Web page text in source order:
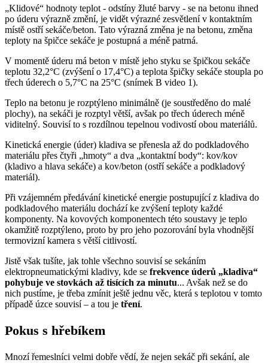
„Klidové“ hodnoty teplot - odstíny žluté barvy - se na betonu ihned
po úderu výrazně změní, je vidět výrazné zesvětlení v kontaktním
místě ostří sekáče/beton. Tato výrazná změna je na betonu, změna
teploty na špičce sekáče je postupná a méně patrná.
V momentě úderu má beton v místě jeho styku se špičkou sekáče
teplotu 32,2°C (zvýšení o 17,4°C) a teplota špičky sekáče stoupla po
třech úderech o 5,7°C na 25°C (snímek B video 1).
Teplo na betonu je rozptýleno minimálně (je soustředěno do malé
plochy), na sekáči je rozptyl větší, avšak po třech úderech méně
viditelný. Souvisí to s rozdílnou tepelnou vodivostí obou materiálů.
Kinetická energie (úder) kladiva se přenesla až do podkladového
materiálu přes čtyři „hmoty“ a dva „kontaktní body“: kov/kov
(kladivo a hlava sekáče) a kov/beton (ostří sekáče a podkladový
materiál).
Při vzájemném předávání kinetické energie postupující z kladiva do
podkladového materiálu dochází ke zvýšení teploty každé
komponenty. Na kovových komponentech této soustavy je teplo
okamžitě rozptýleno, proto by pro jeho pozorování byla vhodnější
termovizní kamera s větší citlivostí.
Jistě však tušíte, jak tohle všechno souvisí se sekáním
elektropneumatickými kladivy, kde se frekvence úderů „kladiva“
pohybuje ve stovkách až tisících za minutu... Avšak než se do
nich pustíme, je třeba zmínit ještě jednu věc, která s teplotou v tomto
případě úzce souvisí – a tou je tření.
Pokus s hřebíkem
Mnozí řemeslníci velmi dobře vědí, že nejen sekáč při sekání, ale